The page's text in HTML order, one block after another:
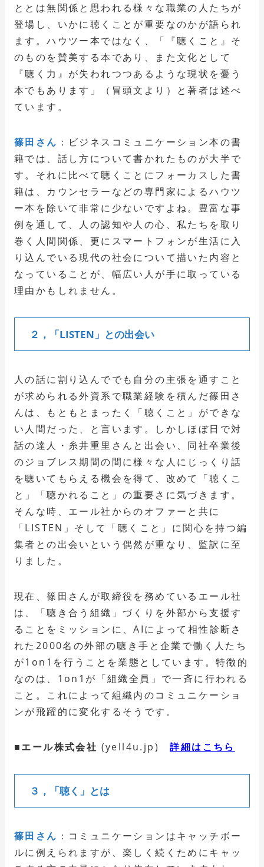
ととは無関係と思われる様々な職業の人たちが
登場し、いかに聴くことが重要なのかが語られ
ます。ハウツー本ではなく、「『聴くこと』そ
のものを賛美する本であり、また文化として
『聴く力』が失われつつあるような現状を憂う
本でもあります」（冒頭文より）と著者は述べ
ています。
篠田さん ：ビジネスコミュニケーション本の書
籍では、話し方について書かれたものが大半で
す。それに比べて聴くことにフォーカスした書
籍は、カウンセラーなどの専門家によるハウツ
ー本を除いて非常に少ないですよね。豊富な事
例を通して、人の認知や人の心、私たちを取り
巻く人間関係、更にスマートフォンが生活に入
り込んでいる現代の社会について描いた内容と
なっていることが、幅広い人が手に取っている
理由かもしれません。
２，「LISTEN」との出会い
人の話に割り込んででも自分の主張を通すこと
が求められる外資系で職業経験を積んだ篠田さ
んは、もともとまったく「聴くこと」ができな
い人間だった、と言います。しかしほぼ日で対
話の達人・糸井重里さんと出会い、同社卒業後
のジョブレス期間の間に様々な人にじっくり話
を聴いてもらえる機会を得て、改めて「聴くこ
と」「聴かれること」の重要さに気づきます。
そんな時、エール社からのオファーと共に
「LISTEN」そして「聴くこと」に関心を持つ編
集者との出会いという偶然が重なり、監訳に至
りました。
現在、篠田さんが取締役を務めているエール社
は、「聴き合う組織」づくりを外部から支援す
ることをミッションに、AIによって相性診断さ
れた2000名の外部の聴き手と企業で働く人たち
が1on1を行うことを業態としています。特徴的
なのは、1on1が「組織全員」で一斉に行われる
こと。これによって組織内のコミュニケーショ
ンが飛躍的に変化するそうです。
■エール株式会社 (yell4u.jp)詳細はこちら
３，「聴く」とは
篠田さん ：コミュニケーションはキャッチボー
ルに例えられますが、楽しく続くためにキャッ